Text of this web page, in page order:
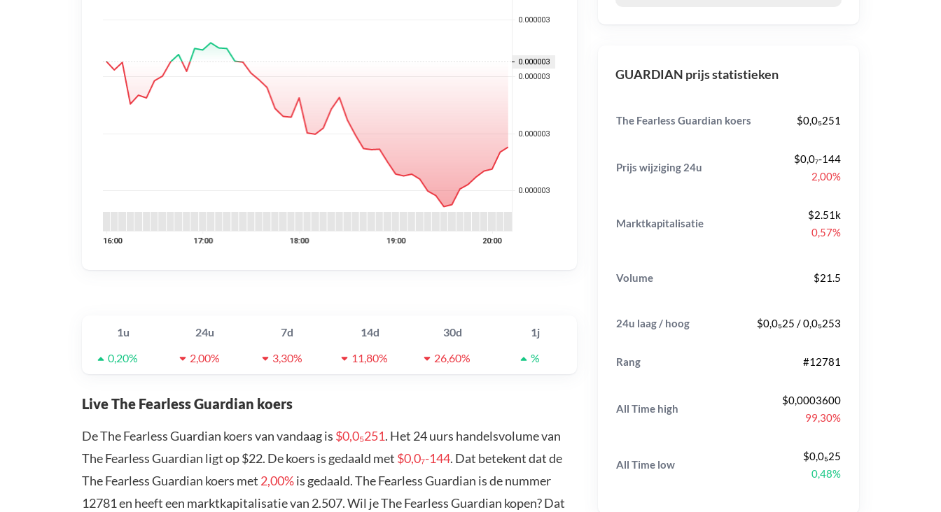
1u 24u 7d 14d 30d
1j
0,20%
2,00% 3,30% 11,80% 26,60% %
Live The Fearless Guardian koers
De The Fearless Guardian koers van vandaag is $0,0₅251. Het 24 uurs handelsvolume van
The Fearless Guardian ligt op $22. De koers is gedaald met $0,0₇-144. Dat betekent dat de
The Fearless Guardian koers met 2,00%is gedaald. The Fearless Guardian is de nummer
12781 en heeft een marktkapitalisatie van 2.507. Wil je The Fearless Guardian kopen? Dat
GUARDIAN prijs statistieken
The Fearless Guardian koers $0,0₅251
Prijs wijziging 24u
$0,0₇-144
2,00%
Marktkapitalisatie
$2.51k
0,57%
Volume $21.5
24u laag / hoog $0,0₅25 / 0,0₅253
Rang #12781
All Time high
$0,0003600
99,30%
All Time low
$0,0₅25
0,48%